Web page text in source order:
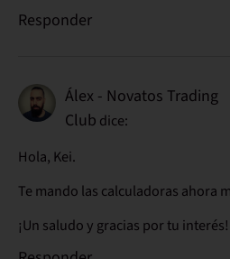
Responder
Álex - Novatos Trading
Club dice:
Hola, Kei.
Te mando las calculadoras ahora
¡Un saludo y gracias por tu interés!